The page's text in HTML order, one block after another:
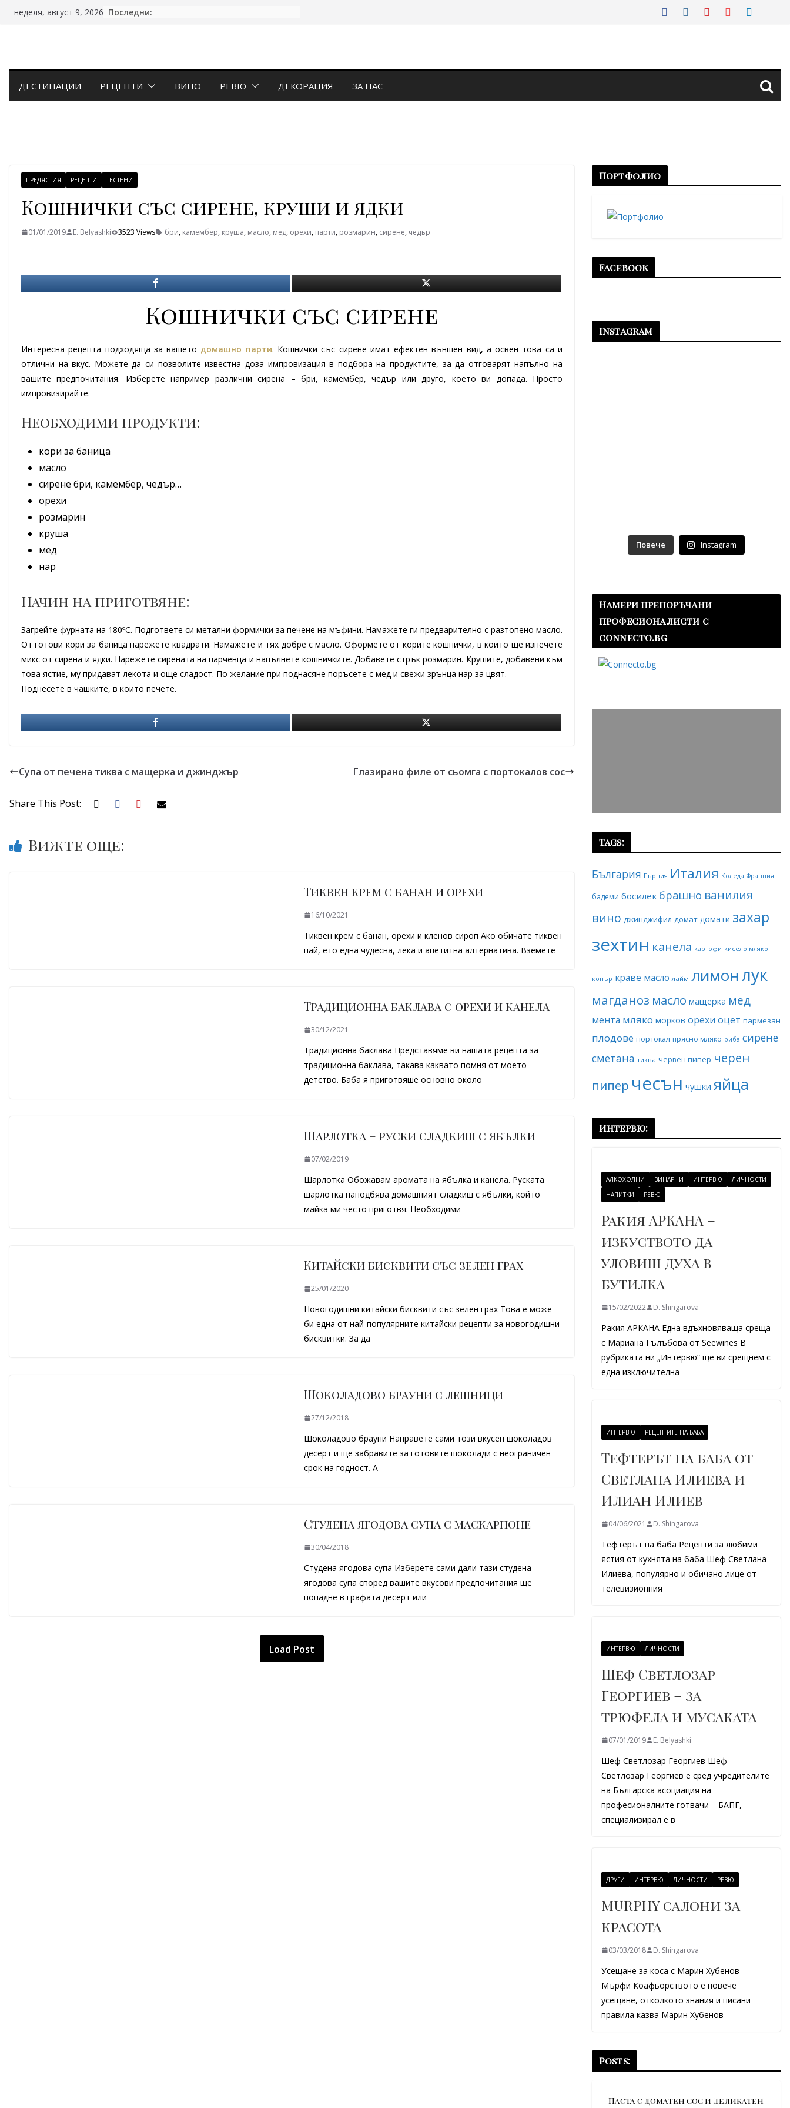
Skipнеделя, август 9, 2026 Последни:
ДЕСТИНАЦИИ РЕЦЕПТИ ВИНО РЕВЮ ДЕКОРАЦИЯ ЗА НАС
ПРЕДЯСТИЯ РЕЦЕПТИ ТЕСТЕНИ
Кошнички със сирене, круши и ядки
01/01/2019 E. Belyashki 3523 Views бри, камембер, круша, масло, мед, орехи, парти, розмарин, сирене, чедър
Кошнички със сирене
Интересна рецепта подходяща за вашето домашно парти. Кошнички със сирене имат ефектен външен вид, а освен това са и
отлични на вкус. Можете да си позволите известна доза импровизация в подбора на продуктите, за да отговарят напълно на
вашите предпочитания. Изберете например различни сирена – бри, камембер, чедър или друго, което ви допада. Просто
импровизирайте.
Необходими продукти:
кори за баница
масло
сирене бри, камембер, чедър…
орехи
розмарин
круша
мед
нар
Начин на приготвяне:
Загрейте фурната на 180ºC. Подгответе си метални формички за печене на мъфини. Намажете ги предварително с разтопено масло.
От готови кори за баница нарежете квадрати. Намажете и тях добре с масло. Оформете от корите кошнички, в които ще изпечете
микс от сирена и ядки. Нарежете сирената на парченца и напълнете кошничките. Добавете стрък розмарин. Крушите, добавени към
това ястие, му придават лекота и още сладост. По желание при поднасяне поръсете с мед и свежи зрънца нар за цвят.
Поднесете в чашките, в които печете.
Супа от печена тиква с мащерка и джинджър Глазирано филе от сьомга с портокалов сос
Share This Post:
Вижте още:
Тиквен крем с банан и орехи
16/10/2021
Тиквен крем с банан, орехи и кленов сироп Ако обичате тиквен
пай, ето една чудесна, лека и апетитна алтернатива. Вземете
Традиционна баклава с орехи и канела
30/12/2021
Традиционна баклава Представяме ви нашата рецепта за
традиционна баклава, такава каквато помня от моето
детство. Баба я приготвяше основно около
Шарлотка – руски сладкиш с ябълки
07/02/2019
Шарлотка Обожавам аромата на ябълка и канела. Руската
шарлотка наподбява домашният сладкиш с ябълки, който
майка ми често приготвя. Необходими
Китайски бисквити със зелен грах
25/01/2020
Новогодишни китайски бисквити със зелен грах Това е може
би една от най-популярните китайски рецепти за новогодишни
бисквитки. За да
Шоколадово брауни с лешници
27/12/2018
Шоколадово брауни Направете сами този вкусен шоколадов
десерт и ще забравите за готовите шоколади с неограничен
срок на годност. А
Студена ягодова супа с маскарпоне
30/04/2018
Студена ягодова супа Изберете сами дали тази студена
ягодова супа според вашите вкусови предпочитания ще
попадне в графата десерт или
Load Post
Портфолио
Facebook
Instagram
Повече Instagram
Намери препоръчани
професионалисти с
connecto.bg
Tags:
България Гърция Италия Коледа Франция
бадеми босилек брашно ванилия
вино джинджифил домат домати захар
зехтин канела картофи кисело мляко
копър краве масло лайм лимонлук
магданоз масло мащерка мед
мента мляко морков орехи оцет пармезан
плодове портокал прясно мляко риба сирене
сметана тиква червен пипер черен
пипер чесън чушки яйца
Интервю:
АЛКОХОЛНИ ВИНАРНИ ИНТЕРВЮ
ЛИЧНОСТИ
НАПИТКИ
РЕВЮ
Ракия АРКАНА –
изкуството да
уловиш духа в
бутилка
15/02/2022 D. Shingarova
Ракия АРКАНА Една вдъхновяваща среща
с Мариана Гълъбова от Seewines В
рубриката ни „Интервю“ ще ви срещнем с
една изключителна
ИНТЕРВЮ РЕЦЕПТИТЕ НА БАБА
Тефтерът на баба от
Светлана Илиева и
Илиан Илиев
04/06/2021 D. Shingarova
Тефтерът на баба Рецепти за любими
ястия от кухнята на баба Шеф Светлана
Илиева, популярно и обичано лице от
телевизионния
ИНТЕРВЮ ЛИЧНОСТИ
Шеф Светлозар
Георгиев – за
трюфела и мусаката
07/01/2019 E. Belyashki
Шеф Светлозар Георгиев Шеф
Светлозар Георгиев е сред учредителите
на Българска асоциация на
професионалните готвачи – БАПГ,
специализирал е в
ДРУГИ ИНТЕРВЮ ЛИЧНОСТИ РЕВЮ
MURPHY салони за
красота
03/03/2018 D. Shingarova
Усещане за коса с Марин Хубенов –
Мърфи Коафьорството е повече
усещане, отколкото знания и писани
правила казва Марин Хубенов
Posts:
Паста с доматен сос и деликатен